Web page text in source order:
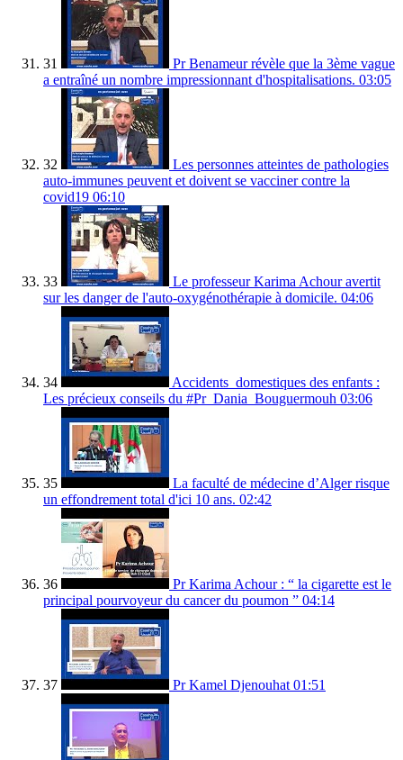
31
Pr Benameur révèle que la 3ème vague
a entraîné un nombre impressionnant d'hospitalisations. 03:05
32
Les personnes atteintes de pathologies
auto-immunes peuvent et doivent se vacciner contre la
covid19 06:10
33
Le professeur Karima Achour avertit
sur les danger de l'auto-oxygénothérapie à domicile. 04:06
34
Accidents_domestiques des enfants :
Les précieux conseils du #Pr_Dania_Bouguermouh 03:06
35
La faculté de médecine d’Alger risque
un effondrement total d'ici 10 ans. 02:42
36
Pr Karima Achour : “ la cigarette est le
principal pourvoyeur du cancer du poumon ” 04:14
37 Pr Kamel Djenouhat 01:51